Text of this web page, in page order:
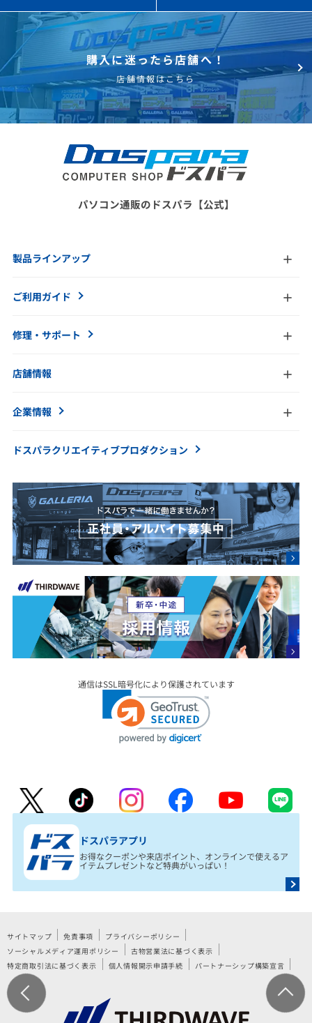
購入に迷ったら店舗へ！
店舗情報はこちら
パソコン通販のドスパラ【公式】
製品ラインアップ
ご利用ガイド
修理・サポート
店舗情報
企業情報
ドスパラクリエイティブプロダクション
通信はSSL暗号化により保護されています
ドスパラアプリ
お得なクーポンや来店ポイント、オンラインで使えるア
イテムプレゼントなど特典がいっぱい！
サイトマップ 免責事項
プライバシーポリシー
ソーシャルメディア運用ポリシー
古物営業法に基づく表示
特定商取引法に基づく表示
個人情報開示申請手続 パートナーシップ構築宣言